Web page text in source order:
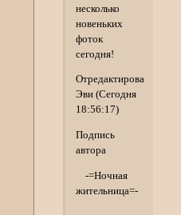
несколько
новеньких
фоток
сегодня!
Отредактировано
Эви (Сегодня
18:56:17)
Подпись
автора
-=Ночная
жительница=-